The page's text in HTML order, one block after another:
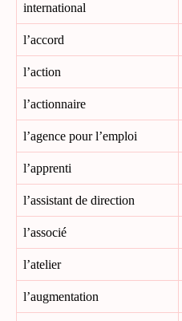
international
l’accord
l’action
l’actionnaire
l’agence pour l’emploi
l’apprenti
l’assistant de direction
l’associé
l’atelier
l’augmentation